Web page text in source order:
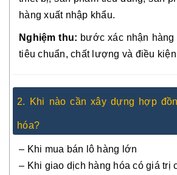
hàng xuất nhập khẩu.
Nghiệm thu: bước xác nhận
tiêu chuẩn, chất lượng và điều
2. Khi nào cần xây dựng hợp
hóa?
– Khi mua bán lô hàng lớn
– Khi giao dịch hàng hóa có giá trị